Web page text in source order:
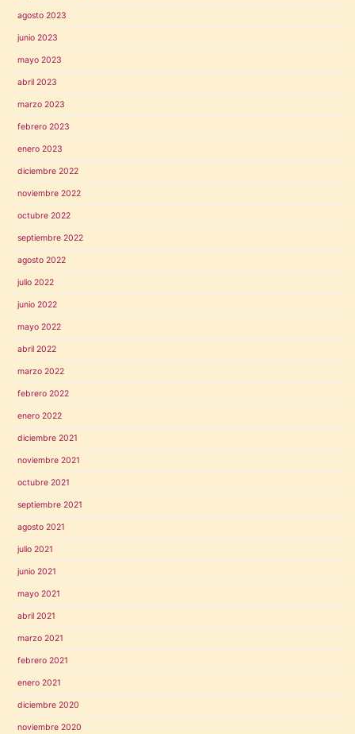
agosto 2023
junio 2023
mayo 2023
abril 2023
marzo 2023
febrero 2023
enero 2023
diciembre 2022
noviembre 2022
octubre 2022
septiembre 2022
agosto 2022
julio 2022
junio 2022
mayo 2022
abril 2022
marzo 2022
febrero 2022
enero 2022
diciembre 2021
noviembre 2021
octubre 2021
septiembre 2021
agosto 2021
julio 2021
junio 2021
mayo 2021
abril 2021
marzo 2021
febrero 2021
enero 2021
diciembre 2020
noviembre 2020